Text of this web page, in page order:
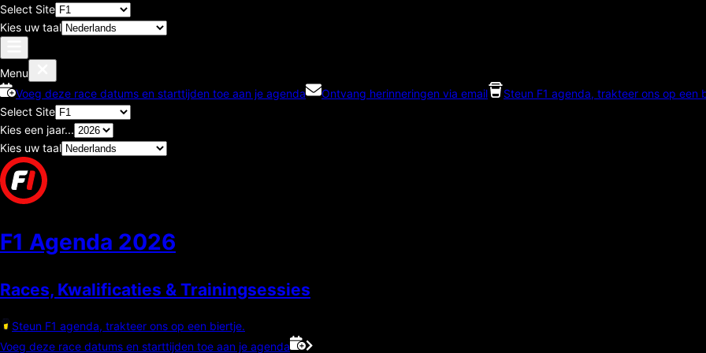
Select Site
Kies uw taal
Menu
Voeg deze race datums en starttijden toe aan je agenda
Ontvang herinneringen via email
Steun F1 agenda, trakteer ons op een
Select Site
Kies een jaar...
Kies uw taal
F1 Agenda 2026
Races, Kwalificaties & Trainingsessies
Steun F1 agenda, trakteer ons op een biertje.
Voeg deze race datums en starttijden toe aan je agenda